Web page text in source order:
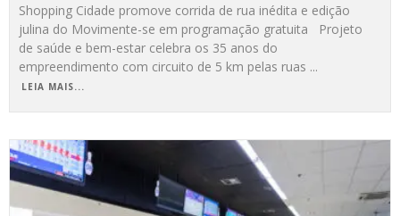
Shopping Cidade promove corrida de rua inédita e edição
julina do Movimente-se em programação gratuita Projeto
de saúde e bem-estar celebra os 35 anos do
empreendimento com circuito de 5 km pelas ruas ...
LEIA MAIS...